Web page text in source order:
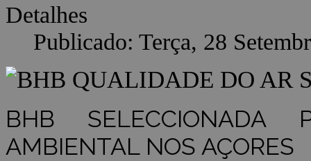
Detalhes
Publicado: Terça, 28
BHB SELECCIONADA
AMBIENTAL NOS AÇORES